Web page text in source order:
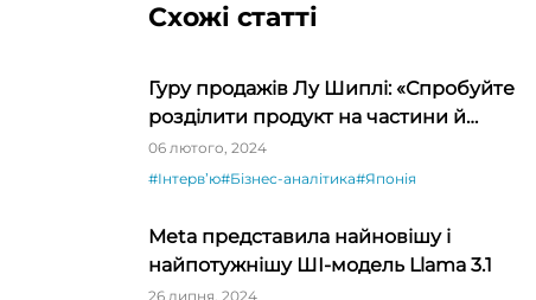
Схожі статті
Гуру продажів Лу Шиплі: «Спробуйте
розділити продукт на частини й
продавати окремо – ви будете вражені»
06 лютого, 2024
#Інтервʼю#Бізнес-аналітика#Японія
Meta представила найновішу і
найпотужнішу ШІ-модель Llama 3.1
26 липня, 2024